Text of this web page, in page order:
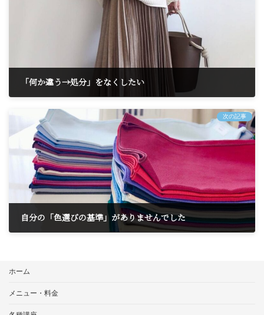
「何か違う→処分」をなくしたい
次の記事
自分の「色選びの基準」がありませんでした
ホーム
メニュー・料金